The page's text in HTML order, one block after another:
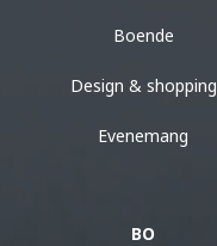
Boende
Design & shopping
Evenemang
BO